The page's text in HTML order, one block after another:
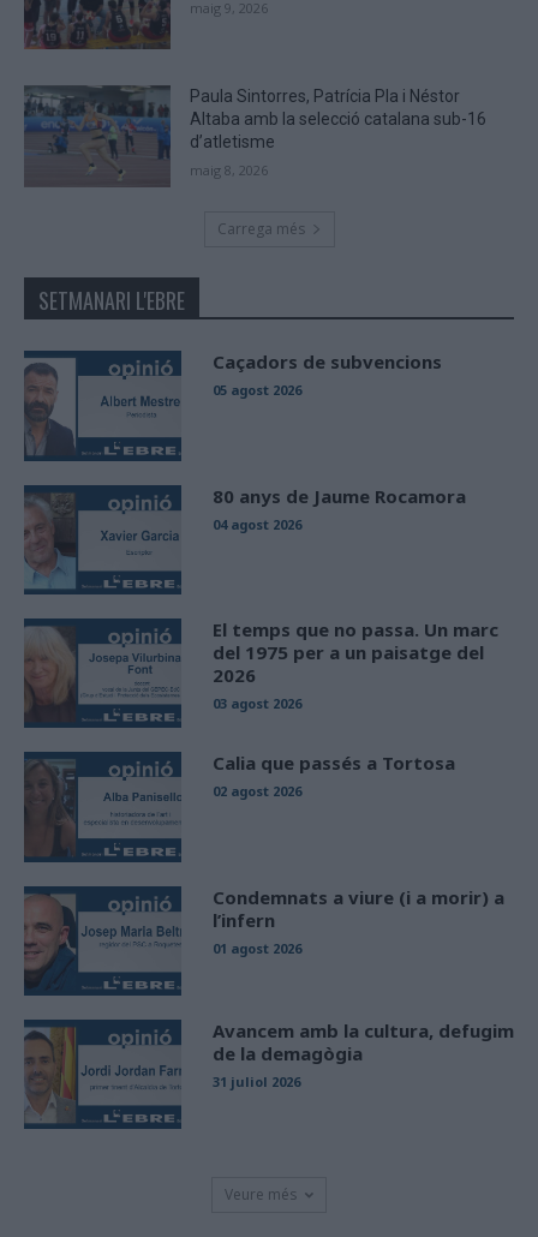
maig 9, 2026
Paula Sintorres, Patrícia Pla i Néstor
Altaba amb la selecció catalana sub-16
d’atletisme
maig 8, 2026
Carrega més
SETMANARI L'EBRE
Caçadors de subvencions
05 agost 2026
80 anys de Jaume Rocamora
04 agost 2026
El temps que no passa. Un marc
del 1975 per a un paisatge del
2026
03 agost 2026
Calia que passés a Tortosa
02 agost 2026
Condemnats a viure (i a morir) a
l’infern
01 agost 2026
Avancem amb la cultura, defugim
de la demagògia
31 juliol 2026
Veure més